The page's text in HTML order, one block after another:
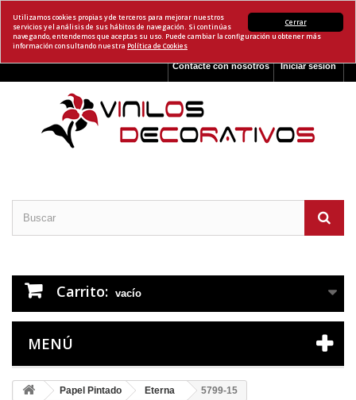
Cerrar
Utilizamos cookies propias y de terceros para mejorar nuestros
servicios y el análisis de sus hábitos de navegación. Si continúas
navegando, entendemos que aceptas su uso. Puede cambiar la configuración u obtener más
información consultando nuestra Política de Cookies
Iniciar sesión
Contacte con nosotros
Carrito: vacío
MENÚ
Papel Pintado Eterna 5799-15